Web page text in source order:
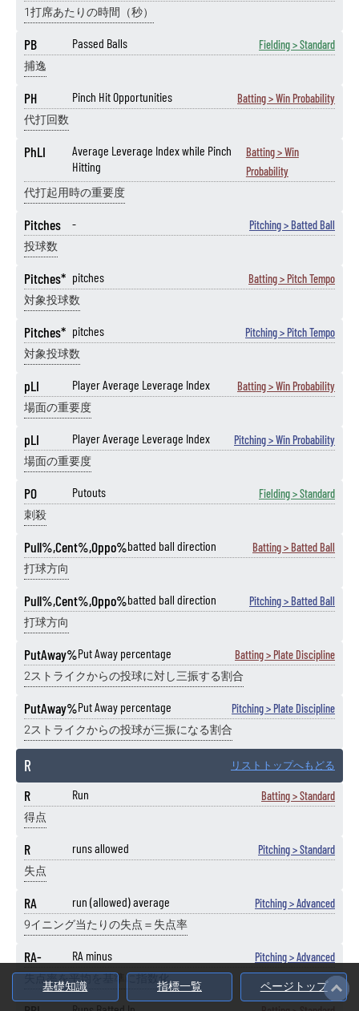
1打席あたりの時間（秒）
PB Passed Balls Fielding > Standard
捕逸
PH Pinch Hit Opportunities Batting > Win Probability
代打回数
PhLI
Average Leverage Index while Pinch
Hitting
Batting > Win
Probability
代打起用時の重要度
Pitches - Pitching > Batted Ball
投球数
Pitches* pitches Batting > Pitch Tempo
対象投球数
Pitches* pitches Pitching > Pitch Tempo
対象投球数
pLI Player Average Leverage Index Batting > Win Probability
場面の重要度
pLI Player Average Leverage Index Pitching > Win Probability
場面の重要度
PO Putouts Fielding > Standard
刺殺
Pull%,Cent%,Oppo%batted ball direction Batting > Batted Ball
打球方向
Pull%,Cent%,Oppo%batted ball direction Pitching > Batted Ball
打球方向
PutAway%Put Away percentage Batting > Plate Discipline
2ストライクからの投球に対し三振する割合
PutAway%Put Away percentage Pitching > Plate Discipline
2ストライクからの投球が三振になる割合
R リストトップへもどる
R Run Batting > Standard
得点
R runs allowed Pitching > Standard
失点
RA run (allowed) average Pitching > Advanced
9イニング当たりの失点＝失点率
RA- RA minus Pitching > Advanced
失点率を平均を基準に指数化
基礎知識 指標一覧 ページトップ